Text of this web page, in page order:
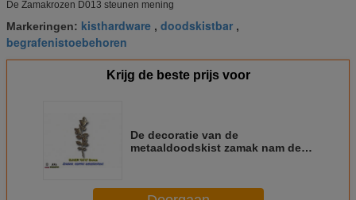
De Zamakrozen D013 steunen mening
Markeringen: kisthardware , doodskistbar ,
begrafenistoebehoren
Krijg de beste prijs voor
De decoratie van de
metaaldoodskist zamak nam de